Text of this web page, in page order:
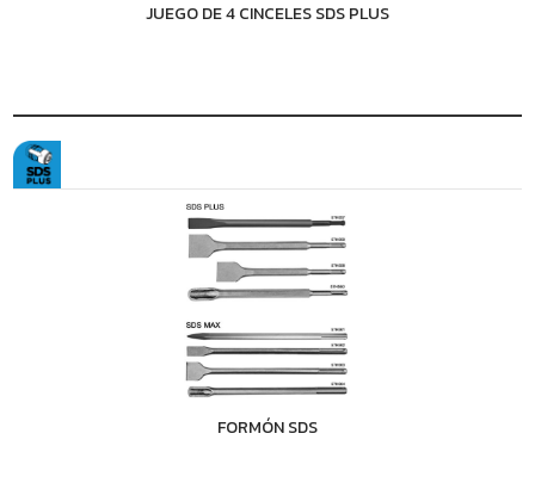
JUEGO DE 4 CINCELES SDS PLUS
FORMÓN SDS